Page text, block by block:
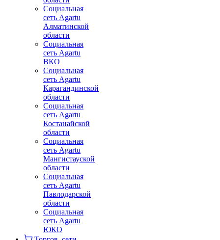
Социальная
сеть Agartu
Алматинской
области
Социальная
сеть Agartu
ВКО
Социальная
сеть Agartu
Карагандинской
области
Социальная
сеть Agartu
Костанайской
области
Социальная
сеть Agartu
Мангистауской
области
Социальная
сеть Agartu
Павлодарской
области
Социальная
сеть Agartu
ЮКО